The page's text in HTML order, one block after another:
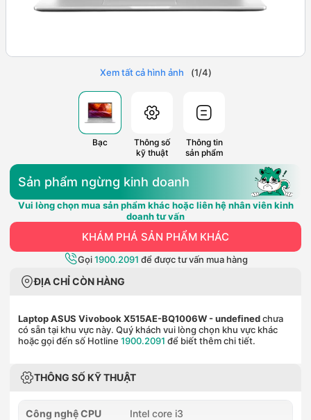
Xem tất cả hình ảnh (1/4)
Bạc
Thông số
kỹ thuật
Thông tin
sản phẩm
Sản phẩm ngừng kinh doanh
Vui lòng chọn mua sản phẩm khác hoặc liên hệ nhân viên kinh
doanh tư vấn
KHÁM PHÁ SẢN PHẨM KHÁC
Gọi1900.2091 để được tư vấn mua hàng
ĐỊA CHỈ CÒN HÀNG
Laptop ASUS Vivobook X515AE-BQ1006W - undefinedchưa
có sẵn tại khu vực này. Quý khách vui lòng chọn khu vực khác
hoặc gọi đến số Hotline 1900.2091 để biết thêm chi tiết.
THÔNG SỐ KỸ THUẬT
Công nghệ CPU Intel core i3